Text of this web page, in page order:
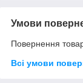
Умови
Повернення
Всі умови